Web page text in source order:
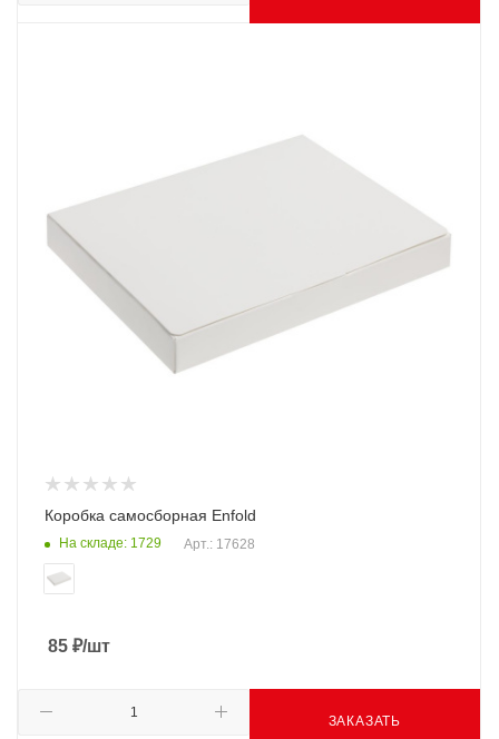
Коробка самосборная Enfold
На складе: 1729 Арт.: 17628
85 ₽/шт
ЗАКАЗАТЬ